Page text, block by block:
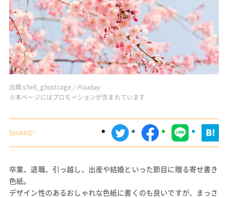
出典:shell_ghostcage / Pixabay
※本ページにはプロモーションが含まれています
卒業、退職、引っ越し、出産や結婚といった節目に贈る寄せ書き
色紙。
デザイン性のあるおしゃれな色紙に書くのも良いですが、まっさ